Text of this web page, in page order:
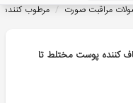
مراقبت صورت / مرطوب کننده
کننده پوست مختلط تا